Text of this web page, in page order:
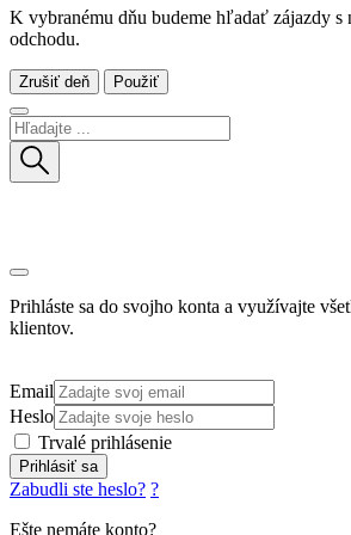
K vybranému dňu budeme hľadať zájazdy s
odchodu.
Zrušiť deň Použiť
Prihláste sa do svojho konta a využívajte
klientov.
Email
Heslo
Trvalé prihlásenie
Prihlásiť sa
Zabudli ste heslo? ?
Ešte nemáte konto?